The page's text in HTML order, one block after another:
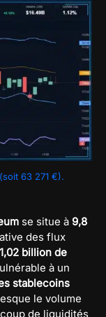
63 271 €).
se situe à 9,8
des flux
1,02 billion de
à un
stablecoins
le volume
de liquidités